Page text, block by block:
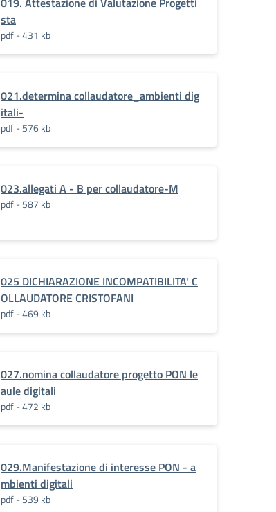
sta
pdf - 431 kb
021.determina collaudatore_ambienti dig
itali-
pdf - 576 kb
023.allegati A - B per collaudatore-M
pdf - 587 kb
025 DICHIARAZIONE INCOMPATIBILITA' C
OLLAUDATORE CRISTOFANI
pdf - 469 kb
027.nomina collaudatore progetto PON le
aule digitali
pdf - 472 kb
029.Manifestazione di interesse PON - a
mbienti digitali
pdf - 539 kb